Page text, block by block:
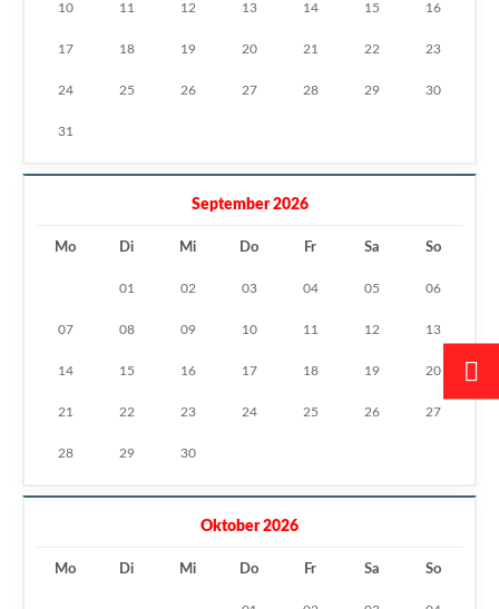
10 11 12 13 14 15 16
17 18 19 20 21 22 23
24 25 26 27 28 29 30
31
September 2026
Mo Di Mi Do Fr Sa So
01 02 03 04 05 06
07 08 09 10 11 12 13
14 15 16 17 18 19 20
21 22 23 24 25 26 27
28 29 30
Oktober 2026
Mo Di Mi Do Fr Sa So